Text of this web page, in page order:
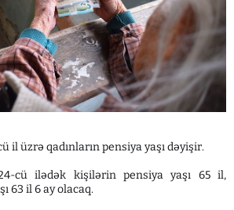
il üzrə qadınların pensiya yaşı dəyişir.
cü ilədək kişilərin pensiya yaşı 65 il,
63 il 6 ay olacaq.